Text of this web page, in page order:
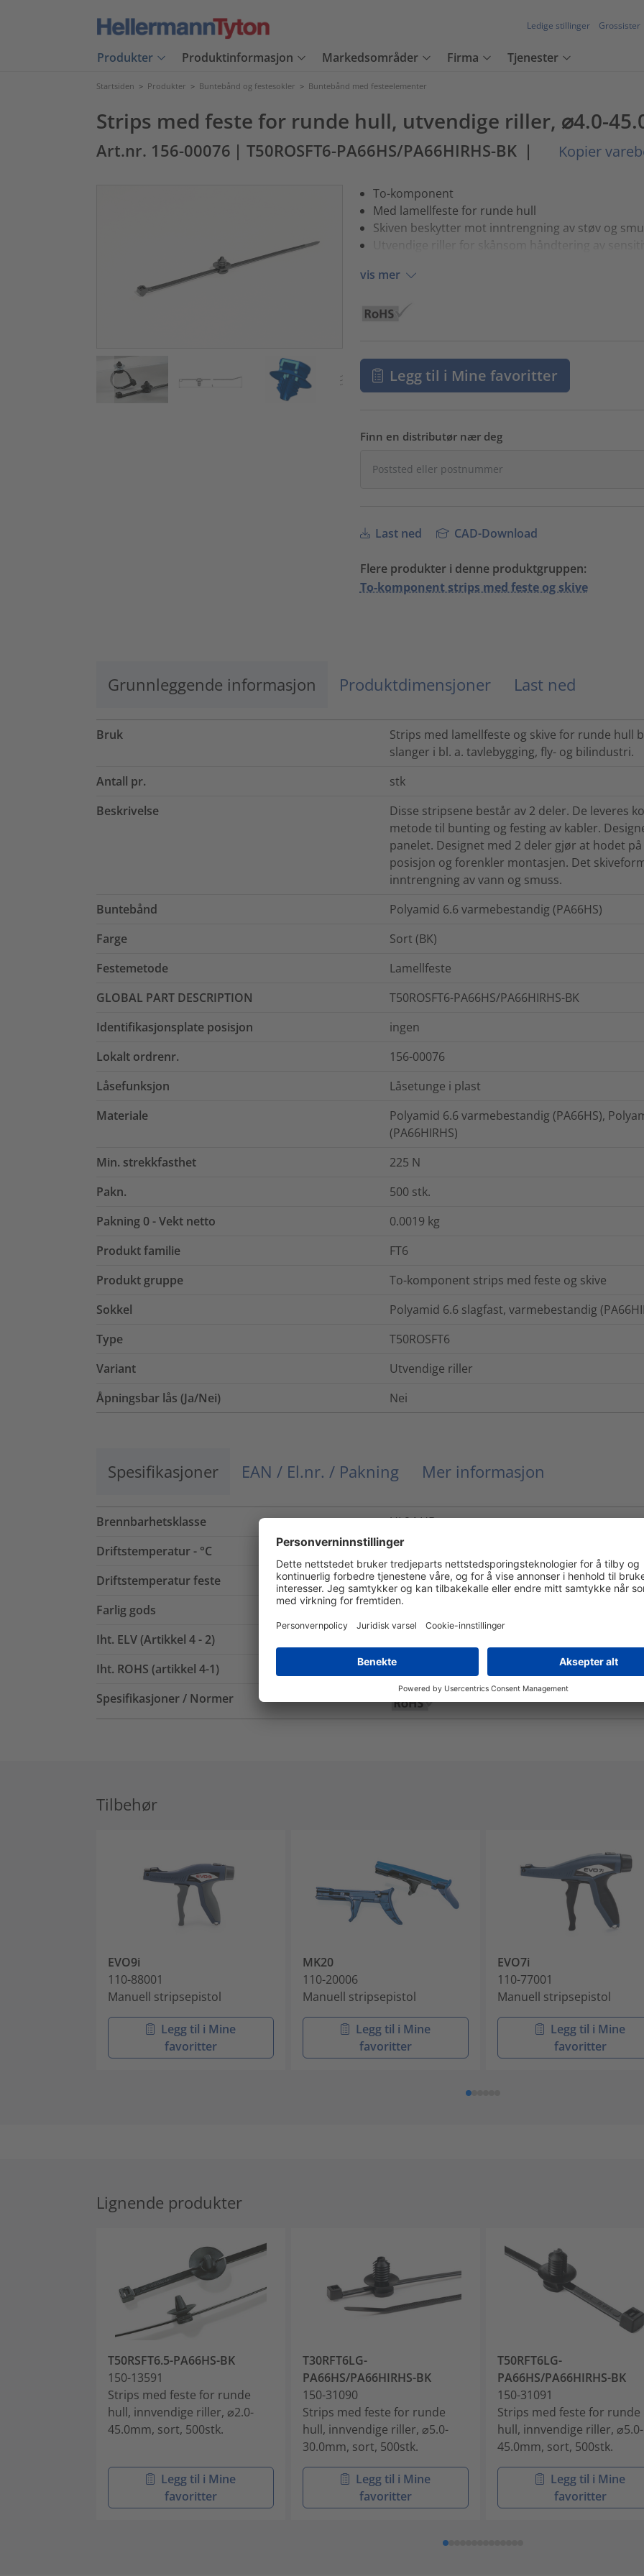
Ledige stillinger Grossister
Produkter Produktinformasjon Markedsområder Firma Tjenester
Startsiden > Produkter > Buntebånd og festesokler > Buntebånd med festeelementer
Strips med feste for runde hull, utvendige riller, ⌀4.0-
Art.nr. 156-00076 | T50ROSFT6-PA66HS/PA66HIRHS-BK | Kopier
To-komponent
Med lamellfeste for runde hull
Skiven beskytter mot inntrengning av støv og
Utvendige riller for skånsom håndtering av
vis mer
Legg til i Mine favoritter
Finn en distributør nær deg
Last ned CAD-Download
Flere produkter i denne produktgruppen:
To-komponent strips med feste og skive
Grunnleggende informasjon Produktdimensjoner Last ned
Bruk
Strips med lamellfeste og skive for runde hull
slanger i bl. a. tavlebygging, fly- og bilindustri.
Antall pr.
stk
Beskrivelse
Disse stripsene består av 2 deler. De leveres
metode til bunting og festing av kabler.
panelet. Designet med 2 deler gjør at hodet
posisjon og forenkler montasjen. Det
inntrengning av vann og smuss.
Buntebånd
Polyamid 6.6 varmebestandig (PA66HS)
Farge
Sort (BK)
Festemetode
Lamellfeste
GLOBAL PART DESCRIPTION
T50ROSFT6-PA66HS/PA66HIRHS-BK
Identifikasjonsplate posisjon
ingen
Lokalt ordrenr.
156-00076
Låsefunksjon
Låsetunge i plast
Materiale
Polyamid 6.6 varmebestandig (PA66HS),
(PA66HIRHS)
Min. strekkfasthet
225 N
Pakn.
500 stk.
Pakning 0 - Vekt netto
0.0019 kg
Produkt familie
FT6
Produkt gruppe
To-komponent strips med feste og skive
Sokkel
Polyamid 6.6 slagfast, varmebestandig
Type
T50ROSFT6
Variant
Utvendige riller
Åpningsbar lås (Ja/Nei)
Nei
Spesifikasjoner EAN / El.nr. / Pakning Mer informasjon
Brennbarhetsklasse
UL94 HB
Driftstemperatur - °C
-40 °C til +105 °C
Driftstemperatur feste
-40 °C til +105 °C
Farlig gods
Nei
Iht. ELV (Artikkel 4 - 2)
Iht. ROHS (artikkel 4-1)
Ja
Spesifikasjoner / Normer
Tilbehør
EVO9i
110-88001
Manuell stripsepistol
Legg til i Mine
favoritter
MK20
110-20006
Manuell stripsepistol
Legg til i Mine
favoritter
EVO7i
110-77001
Manuell stripsepistol
Legg til i Mine
favoritter
Lignende produkter
T50RSFT6.5-PA66HS-BK
150-13591
Strips med feste for runde
hull, innvendige riller, ⌀2.0-
45.0mm, sort, 500stk.
Legg til i Mine
favoritter
T30RFT6LG-
PA66HS/PA66HIRHS-BK
150-31090
Strips med feste for runde
hull, innvendige riller, ⌀5.0-
30.0mm, sort, 500stk.
Legg til i Mine
favoritter
T50RFT6LG-
PA66HS/PA66HIRHS-BK
150-31091
Strips med feste for runde
hull, innvendige riller, ⌀5.0-
45.0mm, sort, 500stk.
Legg til i Mine
favoritter